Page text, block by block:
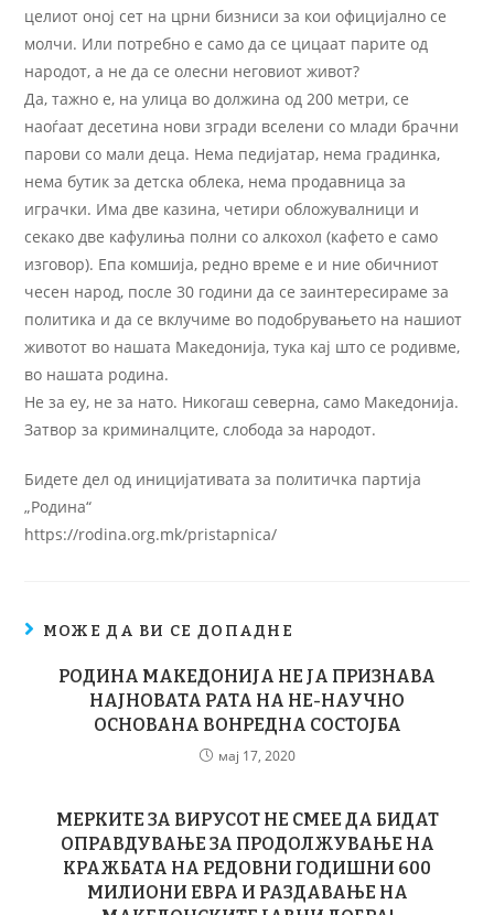
целиот оној сет на црни бизниси за кои официјално се
молчи. Или потребно е само да се цицаат парите од
народот, а не да се олесни неговиот живот?
Да, тажно е, на улица во должина од 200 метри, се
наоѓаат десетина нови згради вселени со млади брачни
парови со мали деца. Нема педијатар, нема градинка,
нема бутик за детска облека, нема продавница за
играчки. Има две казина, четири обложувалници и
секако две кафулиња полни со алкохол (кафето е само
изговор). Епа комшија, редно време е и ние обичниот
чесен народ, после 30 години да се заинтересираме за
политика и да се вклучиме во подобрувањето на нашиот
животот во нашата Македонија, тука кај што се родивме,
во нашата родина.
Не за еу, не за нато. Никогаш северна, само Македонија.
Затвор за криминалците, слобода за народот.
Бидете дел од иницијативата за политичка партија
„Родина“
https://rodina.org.mk/pristapnica/
МОЖЕ ДА ВИ СЕ ДОПАДНЕ
РОДИНА МАКЕДОНИЈА НЕ ЈА ПРИЗНАВА
НАЈНОВАТА РАТА НА НЕ-НАУЧНО
ОСНОВАНА ВОНРЕДНА СОСТОЈБА
мај 17, 2020
МЕРКИТЕ ЗА ВИРУСОТ НЕ СМЕЕ ДА БИДАТ
ОПРАВДУВАЊЕ ЗА ПРОДОЛЖУВАЊЕ НА
КРАЖБАТА НА РЕДОВНИ ГОДИШНИ 600
МИЛИОНИ ЕВРА И РАЗДАВАЊЕ НА